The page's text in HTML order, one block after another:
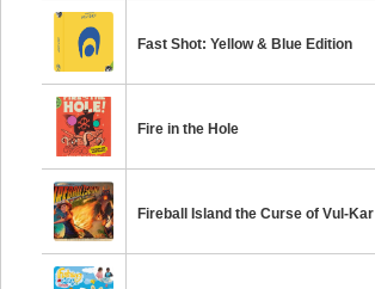
Fast Shot: Yellow & Blue Edition
Fire in the Hole
Fireball Island the Curse of Vul-Kar